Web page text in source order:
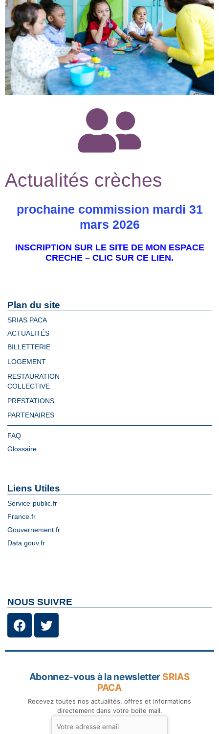
Actualités crèches
prochaine commission mardi 31
mars 2026
INSCRIPTION SUR LE SITE DE MON ESPACE
CRECHE – CLIC SUR CE LIEN.
Plan du site
SRIAS PACA
ACTUALITÉS
BILLETTERIE
LOGEMENT
RESTAURATION
COLLECTIVE
PRESTATIONS
PARTENAIRES
FAQ
Glossaire
Liens Utiles
Service-public.fr
France.fr
Gouvernement.fr
Data.gouv.fr
NOUS SUIVRE
Abonnez-vous à la newsletter SRIAS
PACA
Recevez toutes nos actualités, offres et informations
directement dans votre boite mail.